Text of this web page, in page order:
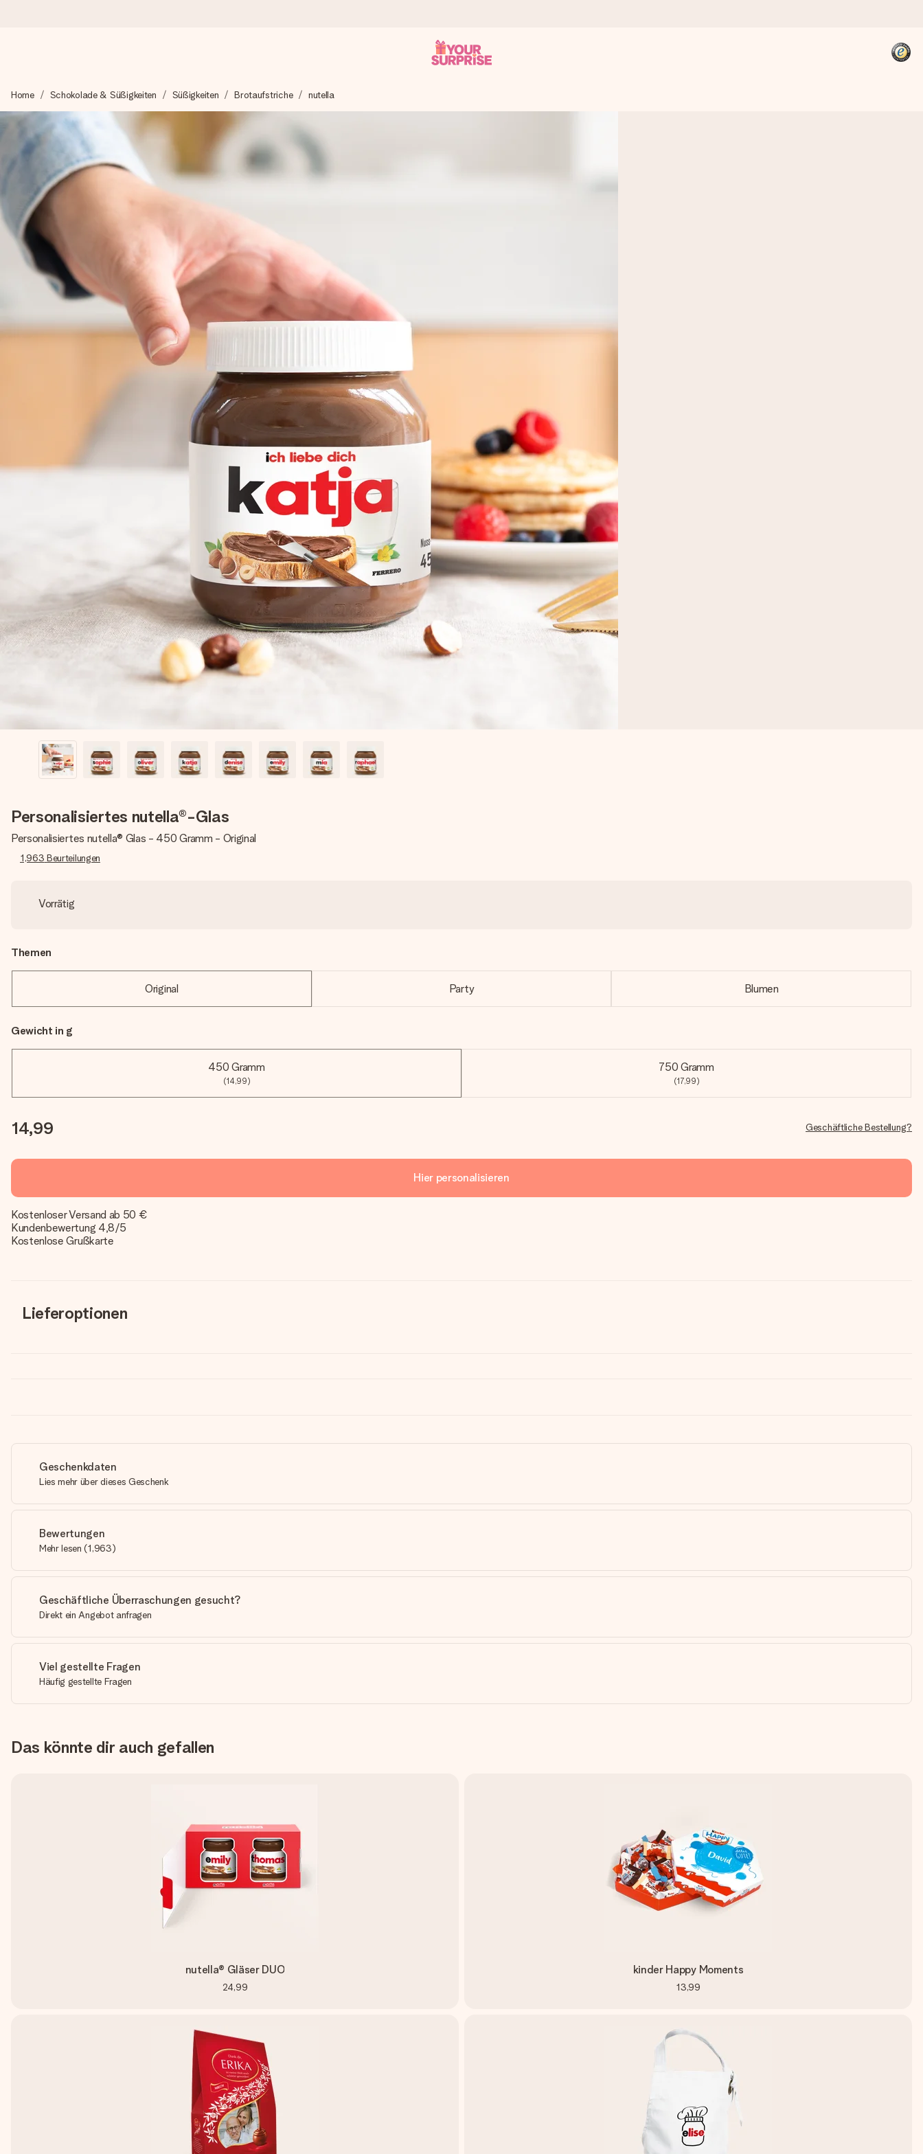
Wir bereiten dein Geschenk sorgfältig vor und schicken es blitzschnell – damit du es genau zum richtigen Zeitpunkt überreichen kannst, wenn es am meisten
zählt.
4,8 (basierend auf +15.000 Bewertungen)
Unsere Geschenke begeistern. Kunden bewerten uns mit 4,8 bei Google Reviews (Gesamtergebnis aller Länder, in die wir versenden).
+49 39292 929695
Montag - Freitag : 8:30 - 17:00 Uhr
Samstag - Sonntag : 8:30 - 13:00 Uhr
Home Schokolade & Süßigkeiten Süßigkeiten Brotaufstriche nutella
Personalisiertes nutella®-Glas
Personalisiertes nutella® Glas - 450 Gramm - Original
1,963 Beurteilungen
Vorrätig
Themen
Original Party Blumen
Gewicht in g
450 Gramm
(14,99)
750 Gramm
(17,99)
14,99 Geschäftliche Bestellung?
Hier personalisieren
Kostenloser Versand ab 50 €
Kundenbewertung 4,8/5
Kostenlose Grußkarte
Lieferoptionen
Geschenkdaten
Lies mehr über dieses Geschenk
Bewertungen
Mehr lesen (1,963)
Geschäftliche Überraschungen gesucht?
Direkt ein Angebot anfragen
Viel gestellte Fragen
Häufig gestellte Fragen
Das könnte dir auch gefallen
nutella® Gläser DUO
24,99
kinder Happy Moments
13,99